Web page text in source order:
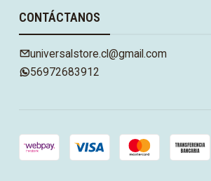
CONTÁCTANOS
universalstore.cl@gmail.com
56972683912